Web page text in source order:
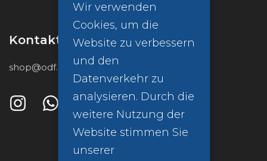
Kontakt
shop@odf.global
Wir verwenden
Cookies, um die
Website zu verbessern
und den
Datenverkehr zu
analysieren. Durch die
weitere Nutzung der
Website stimmen Sie
unserer